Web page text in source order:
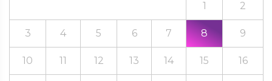
1 2
3 4 5 6 7 8 9
10 11 12 13 14 15 16